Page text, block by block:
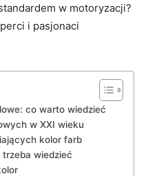
w motoryzacji?
i pasjonaci
co warto wiedzieć
w XXI wieku
kolor farb
wiedzieć